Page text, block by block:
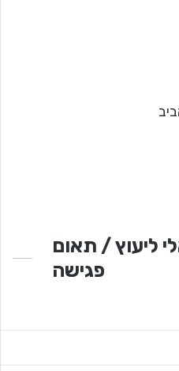
ליעוץ / תאום
פגישה